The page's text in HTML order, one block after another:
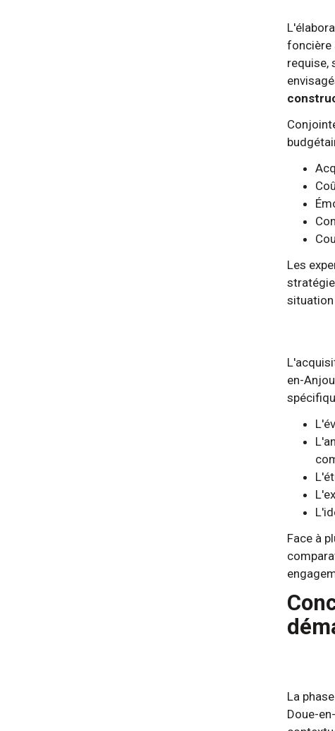
foncière
requise,
Les
en-
Face à
La
Doue-